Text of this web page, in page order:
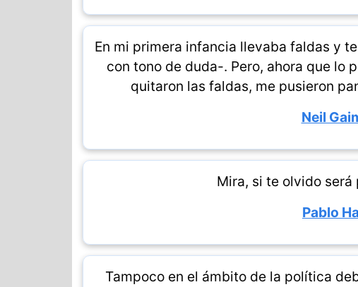
En mi primera infancia llevaba faldas y
con tono de duda-. Pero, ahora que lo
quitaron las faldas, me pusieron
Neil
Mira, si te olvido será
Pablo
Tampoco en el ámbito de la política